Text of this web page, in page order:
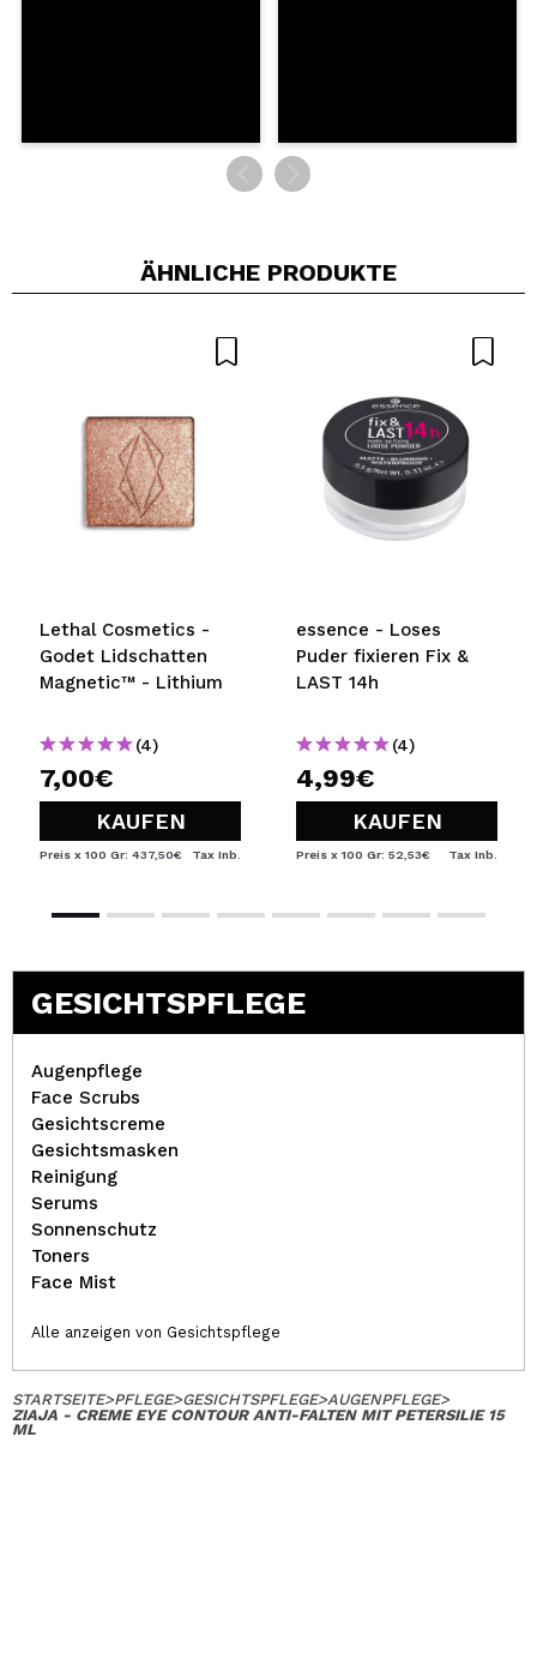
ÄHNLICHE PRODUKTE
Lethal Cosmetics -
Godet Lidschatten
Magnetic™ - Lithium
(4)
7,00€
KAUFEN
Preis x 100 Gr: 437,50€ Tax Inb.
essence - Loses
Puder fixieren Fix &
LAST 14h
(4)
4,99€
KAUFEN
Preis x 100 Gr: 52,53€ Tax Inb.
GESICHTSPFLEGE
Augenpflege
Face Scrubs
Gesichtscreme
Gesichtsmasken
Reinigung
Serums
Sonnenschutz
Toners
Face Mist
Alle anzeigen von Gesichtspflege
STARTSEITE>PFLEGE>GESICHTSPFLEGE>AUGENPFLEGE>
ZIAJA - CREME EYE CONTOUR ANTI-FALTEN MIT PETERSILIE 15
ML